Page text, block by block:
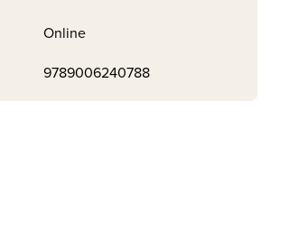
Online
9789006240788